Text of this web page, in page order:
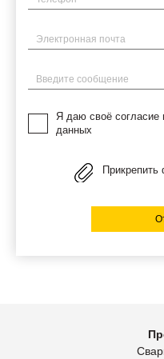
Электронная почта
Введите сообщение
Я даю своё согласие
данных
Прикрепить